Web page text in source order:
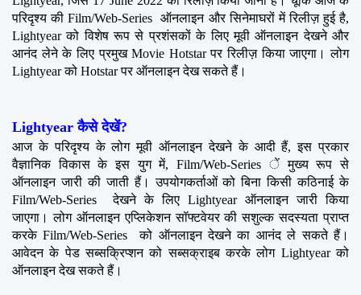
परिदृश्य की Film/Web-Series  ऑनलाइन और सिनेमाघरों में रिलीज़ हुई है,
Lightyear को विशेष रूप से प्रशंसकों के लिए मूवी ऑनलाइन देखने और
आनंद लेने के लिए प्रमुख Movie Hotstar पर रिलीज़ किया जाएगा। लोग
Lightyear को Hotstar पर ऑनलाइन देख सकते हैं।
Lightyear कैसे देखें?
आज के परिदृश्य के लोग मूवी ऑनलाइन देखने के आदी हैं, इस प्रकार
वैज्ञानिक विकास के इस युग में, Film/Web-Series ें मुख्य रूप से
ऑनलाइन जारी की जाती हैं। उपयोगकर्ताओं को बिना किसी कठिनाई के
Film/Web-Series  देखने के लिए Lightyear ऑनलाइन जारी किया
जाएगा। लोग ऑनलाइन एप्लिकेशन सॉफ्टवेयर की सशुल्क सदस्यता प्राप्त
करके Film/Web-Series  को ऑनलाइन देखने का आनंद ले सकते हैं।
आवेदन के पेड सब्सक्रिप्शन को सब्सक्राइब करके लोग Lightyear को
ऑनलाइन देख सकते हैं।